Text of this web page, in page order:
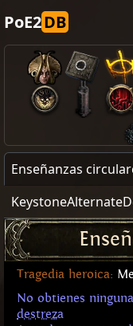
PoE2DB
Enseñanzas
Tragedia heroica:
No obtienes
destreza